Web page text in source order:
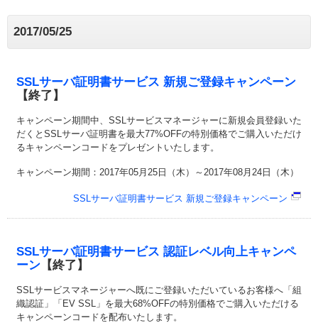
2017/05/25
SSLサーバ証明書サービス 新規ご登録キャンペーン
【終了】
キャンペーン期間中、SSLサービスマネージャーに新規会員登録いた
だくとSSLサーバ証明書を最大77%OFFの特別価格でご購入いただけ
るキャンペーンコードをプレゼントいたします。
キャンペーン期間：2017年05月25日（木）～2017年08月24日（木）
SSLサーバ証明書サービス 新規ご登録キャンペーン
SSLサーバ証明書サービス 認証レベル向上キャンペ
ーン 【終了】
SSLサービスマネージャーへ既にご登録いただいているお客様へ「組
織認証」「EV SSL」を最大68%OFFの特別価格でご購入いただける
キャンペーンコードを配布いたします。